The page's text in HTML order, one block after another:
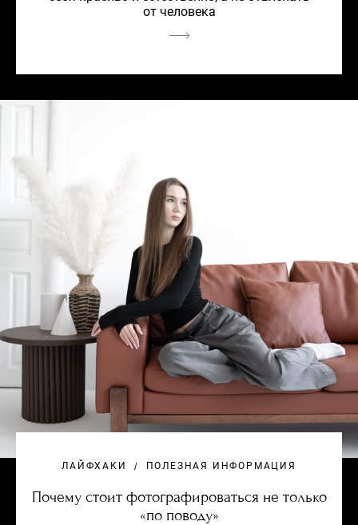
от человека
ЛАЙФХАКИ ПОЛЕЗНАЯ ИНФОРМАЦИЯ
Почему стоит фотографироваться не только
«по поводу»